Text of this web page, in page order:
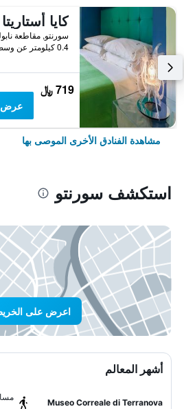
كايا أستاريتا
سورنتو, مقاطعة
0.4 كيلومتر عن وسط المدينة
719 ﷼
عرض
مشاهدة الفنادق الأخرى الموصى بها
استكشف سورنتو
اعرض على
أشهر المعالم
Museo Correale di Terranova